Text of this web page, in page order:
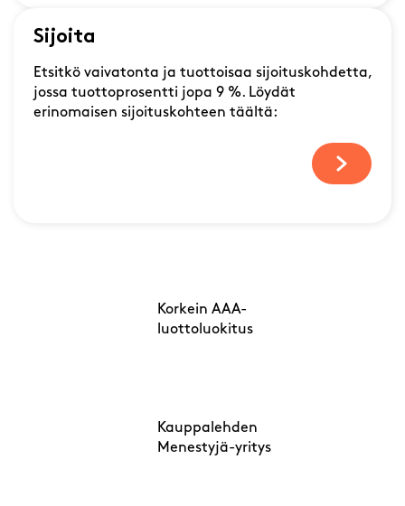
Sijoita
Etsitkö vaivatonta ja tuottoisaa sijoituskohdetta,
jossa tuottoprosentti jopa 9 %. Löydät
erinomaisen sijoituskohteen täältä:
Korkein AAA-
luottoluokitus
Kauppalehden
Menestyjä-yritys